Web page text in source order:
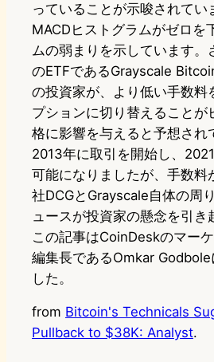
っていることが示唆されてい
MACDヒストグラムがゼロを
ムの弱まりを示しています。
のETFであるGrayscale
の投資家が、より低い手数料
プションに切り替えることが
格に影響を与えると予想され
2013年に取引を開始し、
可能になりましたが、手数料
社DCGとGrayscale自体の周
ュースが投資家の懸念を引き
この記事はCoinDeskのマー
編集長であるOmkar Godbole
した。
from Bitcoin's Technicals
Pullback to $38K: Analyst.